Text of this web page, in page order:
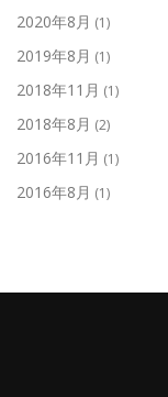
2020年8月 (1)
2019年8月 (1)
2018年11月 (1)
2018年8月 (2)
2016年11月 (1)
2016年8月 (1)